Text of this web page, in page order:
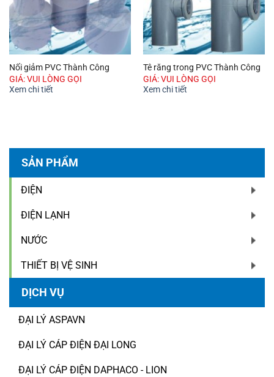
SẢN PHẨM
ĐIỆN
ĐIỆN LẠNH
NƯỚC
THIẾT BỊ VỆ SINH
DỊCH VỤ
ĐẠI LÝ ASPAVN
ĐẠI LÝ CÁP ĐIỆN ĐẠI LONG
ĐẠI LÝ CÁP ĐIỆN DAPHACO - LION
Nối giảm PVC Thành Công
GIÁ: VUI LÒNG GỌI
Xem chi tiết
Tê răng trong PVC Thành Công
GIÁ: VUI LÒNG GỌI
Xem chi tiết